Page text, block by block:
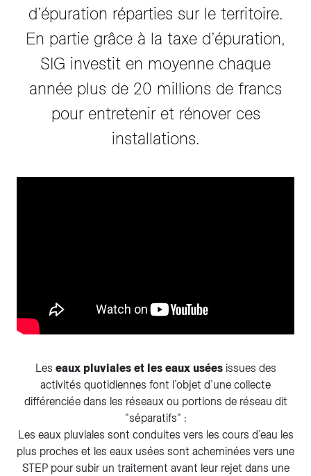
d’épuration réparties sur le territoire.
En partie grâce à la taxe d’épuration,
SIG investit en moyenne chaque
année plus de 20 millions de francs
pour entretenir et rénover ces
installations.
Les eaux pluviales et les eaux usées issues des
activités quotidiennes font l’objet d’une collecte
différenciée dans les réseaux ou portions de réseau dit
"séparatifs" :
Les eaux pluviales sont conduites vers les cours d’eau les
plus proches et les eaux usées sont acheminées vers une
STEP pour subir un traitement avant leur rejet dans une